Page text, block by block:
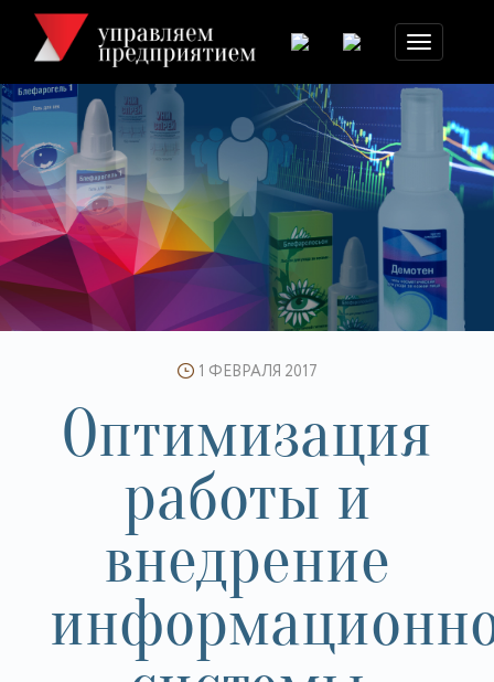
Toggle
navigation
1 ФЕВРАЛЯ 2017
Оптимизация
работы и
внедрение